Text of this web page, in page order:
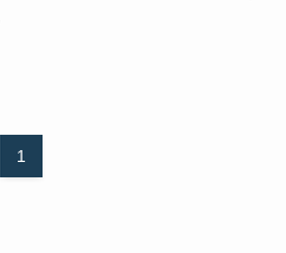
1